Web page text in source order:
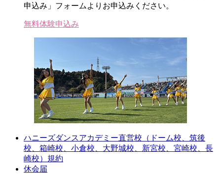
申込み」フォームよりお申込みください。
無料体験申込み
ハニーズダンスアカデミー直営校（ドーム校、筑後
校、箱崎校、小倉校、大野城校、新宮校、宮崎校、長
崎校）規約
休会届